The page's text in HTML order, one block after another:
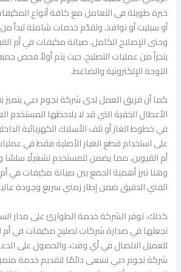
خبرة طويلة في التعامل مع كافة أنواع
أو سبليت أو نوافذ، وتقدّم خدمات شاملة تبدأ
وحتى الإصلاح الكامل. صيانة مكيفات في أم
يتجزأ من عمليات التصليح، حيث يتم أولاً فحص
اللوحة الإلكترونية والضاغط.
كما أن فريق العمل لدى شركة نجوم دبي يتميز
الأعطال الخفية التي قد لا يلاحظها المستخدم
في خطوط الغاز أو تلف الأسلاك الكهربائية
على استخدام قطع الغيار الأصلية فقط في
أم القيوين، مما يضمن للمستخدم تشغيلًا سلسًا
وهنا تبرز أهمية الجمع بين صيانة مكيفات في أم
الفني الدقيق ضمن إطار زمني سريع وجودة
كذلك، توفر الشركة خدمة الطوارئ على مدار
تجعلها في صدارة شركات تصليح مكيفات في أم
للعميل الاتصال في أي وقت، والحصول على
شركة نجوم دبي تسعى دائمًا لتقديم خدمة